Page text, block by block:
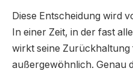
Diese Entscheidung wird
In einer Zeit, in der fast
wirkt seine Zurückhaltung
außergewöhnlich. Genau